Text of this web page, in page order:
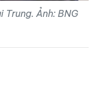
Ảnh: BNG